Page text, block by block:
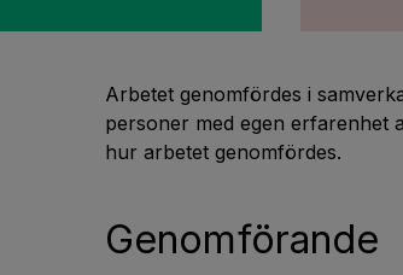
Arbetet genomfördes i
personer med egen erfarenhet
hur arbetet genomfördes.
Genomförande